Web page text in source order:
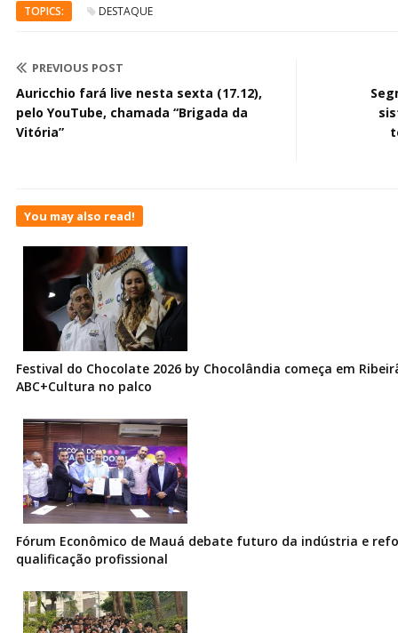
TOPICS: DESTAQUE
PREVIOUS POST
Auricchio fará live nesta sexta (17.12),
pelo YouTube, chamada “Brigada da
Vitória”
You may also read!
Festival do Chocolate 2026 by Chocolândia começa em
ABC+Cultura no palco
Fórum Econômico de Mauá debate futuro da indústria e
qualificação profissional